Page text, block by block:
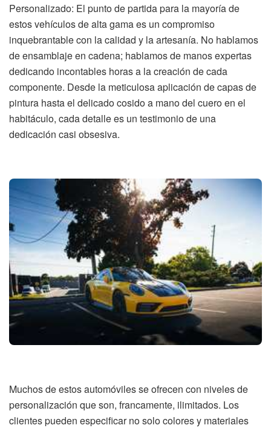
Personalizado: El punto de partida para la mayoría de
estos vehículos de alta gama es un compromiso
inquebrantable con la calidad y la artesanía. No hablamos
de ensamblaje en cadena; hablamos de manos expertas
dedicando incontables horas a la creación de cada
componente. Desde la meticulosa aplicación de capas de
pintura hasta el delicado cosido a mano del cuero en el
habitáculo, cada detalle es un testimonio de una
dedicación casi obsesiva.
Muchos de estos automóviles se ofrecen con niveles de
personalización que son, francamente, ilimitados. Los
clientes pueden especificar no solo colores y materiales